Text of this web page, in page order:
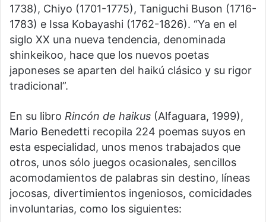
1738), Chiyo (1701-1775), Taniguchi Buson (1716-
1783) e Issa Kobayashi (1762-1826). “Ya en el
siglo XX una nueva tendencia, denominada
shinkeikoo, hace que los nuevos poetas
japoneses se aparten del haikú clásico y su rigor
tradicional”.
En su libro Rincón de haikus (Alfaguara, 1999),
Mario Benedetti recopila 224 poemas suyos en
esta especialidad, unos menos trabajados que
otros, unos sólo juegos ocasionales, sencillos
acomodamientos de palabras sin destino, líneas
jocosas, divertimientos ingeniosos, comicidades
involuntarias, como los siguientes: